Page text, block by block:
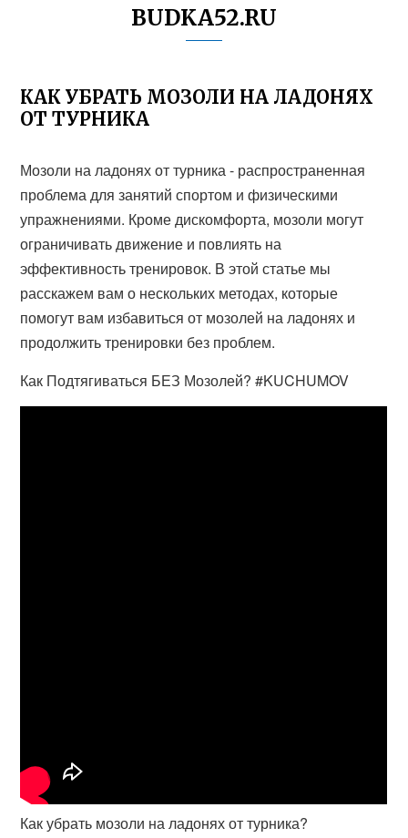
BUDKA52.RU
КАК УБРАТЬ МОЗОЛИ НА ЛАДОНЯХ
ОТ ТУРНИКА
Мозоли на ладонях от турника - распространенная
проблема для занятий спортом и физическими
упражнениями. Кроме дискомфорта, мозоли могут
ограничивать движение и повлиять на
эффективность тренировок. В этой статье мы
расскажем вам о нескольких методах, которые
помогут вам избавиться от мозолей на ладонях и
продолжить тренировки без проблем.
Как Подтягиваться БЕЗ Мозолей? #KUCHUMOV
Как убрать мозоли на ладонях от турника?